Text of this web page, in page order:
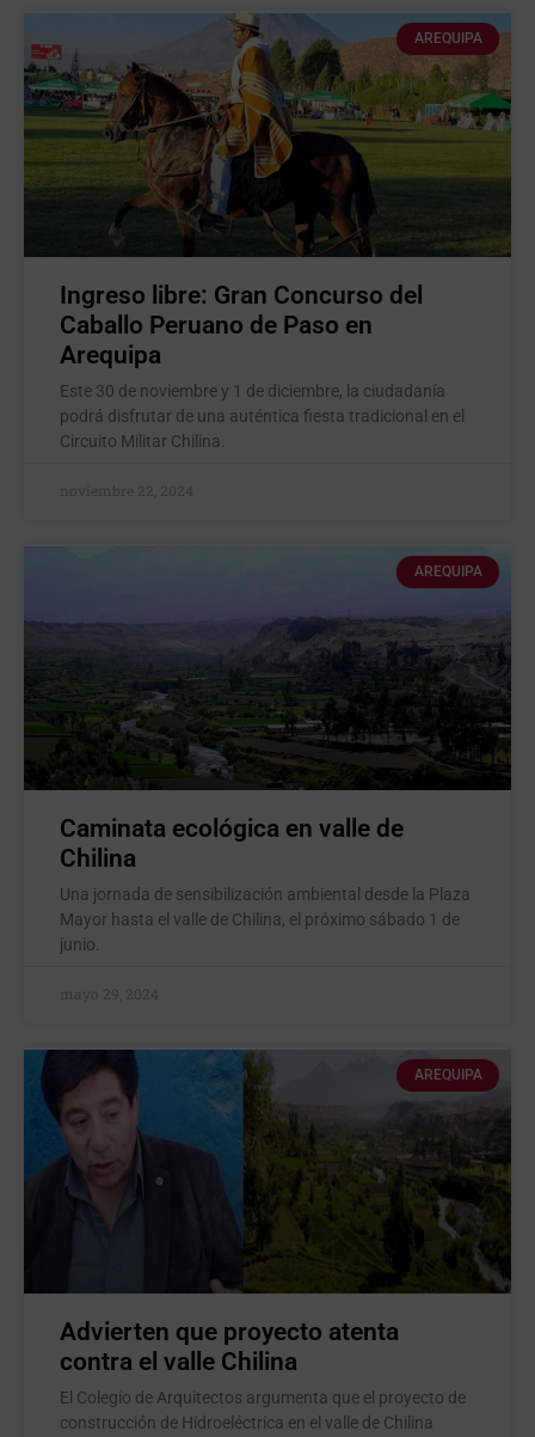
AREQUIPA
Ingreso libre: Gran Concurso del
Caballo Peruano de Paso en
Arequipa
Este 30 de noviembre y 1 de diciembre, la ciudadanía
podrá disfrutar de una auténtica fiesta tradicional en el
Circuito Militar Chilina.
noviembre 22, 2024
AREQUIPA
Caminata ecológica en valle de
Chilina
Una jornada de sensibilización ambiental desde la Plaza
Mayor hasta el valle de Chilina, el próximo sábado 1 de
junio.
mayo 29, 2024
AREQUIPA
Advierten que proyecto atenta
contra el valle Chilina
El Colegio de Arquitectos argumenta que el proyecto de
construcción de Hidroeléctrica en el valle de Chilina